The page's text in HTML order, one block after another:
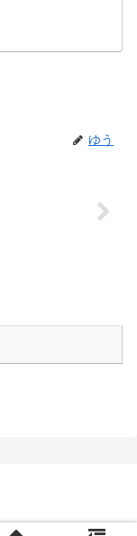
ゆう